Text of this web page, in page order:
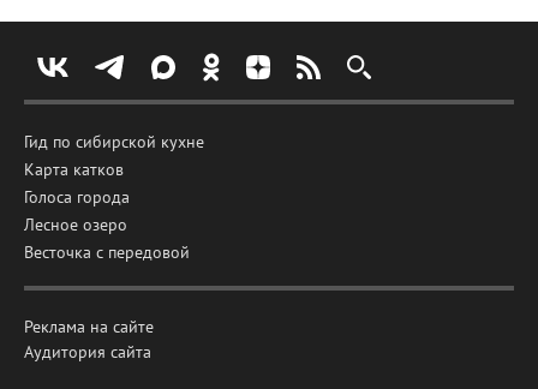
Гид по сибирской кухне
Карта катков
Голоса города
Лесное озеро
Весточка с передовой
Реклама на сайте
Аудитория сайта